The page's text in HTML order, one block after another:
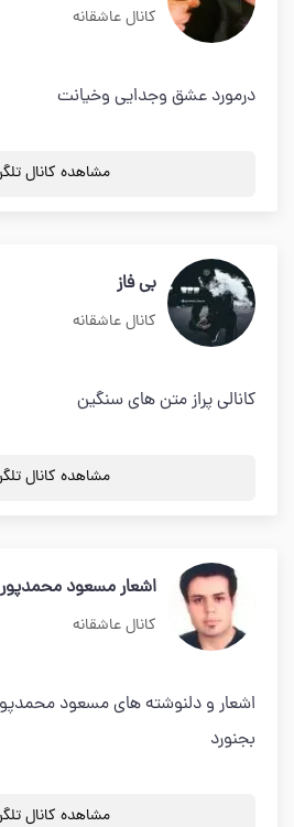
کانال عاشقانه
درمورد عشق وجدایی وخیانت
مشاهده کانال
بی فاز
کانال عاشقانه
کانالی پراز متن های سنگین
مشاهده کانال
اشعار مسعود محمدپور
کانال عاشقانه
اشعار و دلنوشته های مسعود
بجنورد
مشاهده کانال